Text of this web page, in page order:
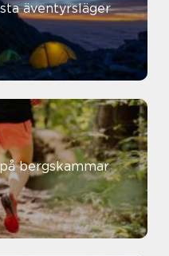
äventyrsläger
bergskammar